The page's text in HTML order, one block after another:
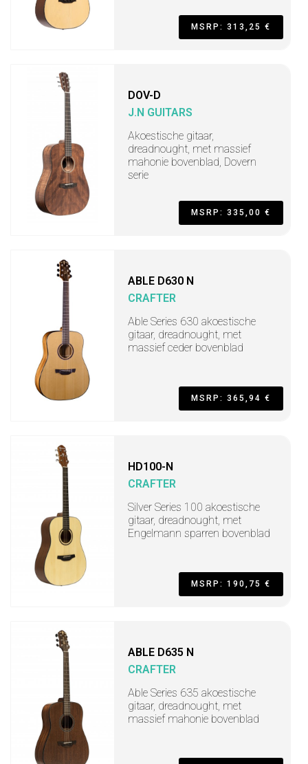
MSRP: 313,25 €
DOV-D
J.N GUITARS
Akoestische gitaar,
dreadnought, met massief
mahonie bovenblad, Dovern
serie
MSRP: 335,00 €
ABLE D630 N
CRAFTER
Able Series 630 akoestische
gitaar, dreadnought, met
massief ceder bovenblad
MSRP: 365,94 €
HD100-N
CRAFTER
Silver Series 100 akoestische
gitaar, dreadnought, met
Engelmann sparren bovenblad
MSRP: 190,75 €
ABLE D635 N
CRAFTER
Able Series 635 akoestische
gitaar, dreadnought, met
massief mahonie bovenblad